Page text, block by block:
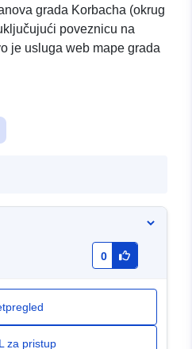
grada Korbacha (okrug
poveznicu na
je usluga web mape grada
0
za pristup